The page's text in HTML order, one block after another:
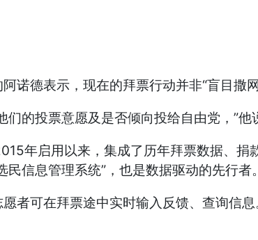
诺德表示，现在的拜票行动并非“盲目撒
们的投票意愿及是否倾向投给自由党，”
年启用以来，集成了历年拜票数据、
民信息管理系统”，也是数据驱动的先行者
者可在拜票途中实时输入反馈、查询信